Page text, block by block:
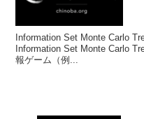
Information Set Monte Carlo
Information Set Monte Carlo
報ゲーム（例...